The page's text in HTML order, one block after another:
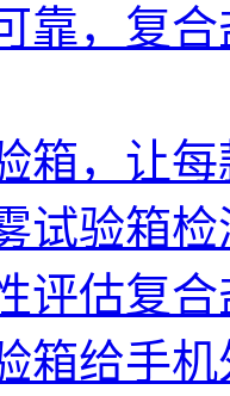
靠，复
箱，让
试验箱
评估复
箱给手